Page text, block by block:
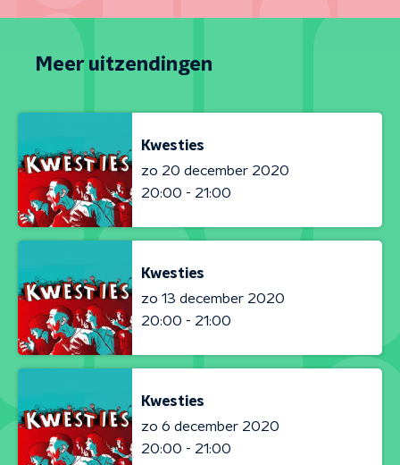
Meer uitzendingen
Kwesties
zo 20 december 2020
20:00 - 21:00
Kwesties
zo 13 december 2020
20:00 - 21:00
Kwesties
zo 6 december 2020
20:00 - 21:00